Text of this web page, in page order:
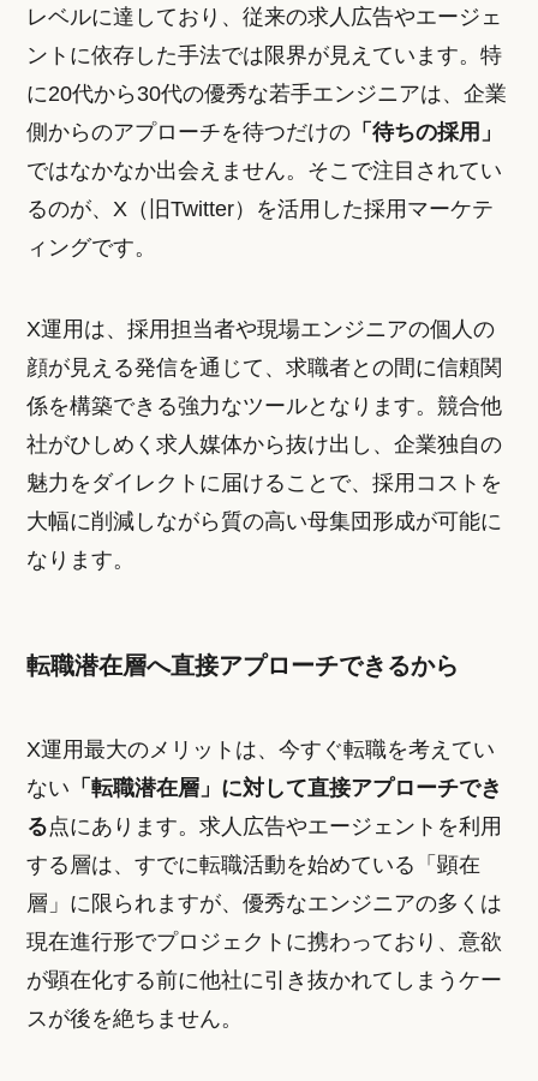
レベルに達しており、従来の求人広告やエージェ
ントに依存した手法では限界が見えています。特
に20代から30代の優秀な若手エンジニアは、企業
側からのアプローチを待つだけの 「待ちの採用」
ではなかなか出会えません。そこで注目されてい
るのが、X（旧Twitter）を活用した採用マーケテ
ィングです。
X運用は、採用担当者や現場エンジニアの個人の
顔が見える発信を通じて、求職者との間に信頼関
係を構築できる強力なツールとなります。競合他
社がひしめく求人媒体から抜け出し、企業独自の
魅力をダイレクトに届けることで、採用コストを
大幅に削減しながら質の高い母集団形成が可能に
なります。
転職潜在層へ直接アプローチできるから
X運用最大のメリットは、今すぐ転職を考えてい
ない 「転職潜在層」に対して直接アプローチでき
る点にあります。求人広告やエージェントを利用
する層は、すでに転職活動を始めている「顕在
層」に限られますが、優秀なエンジニアの多くは
現在進行形でプロジェクトに携わっており、意欲
が顕在化する前に他社に引き抜かれてしまうケー
スが後を絶ちません。